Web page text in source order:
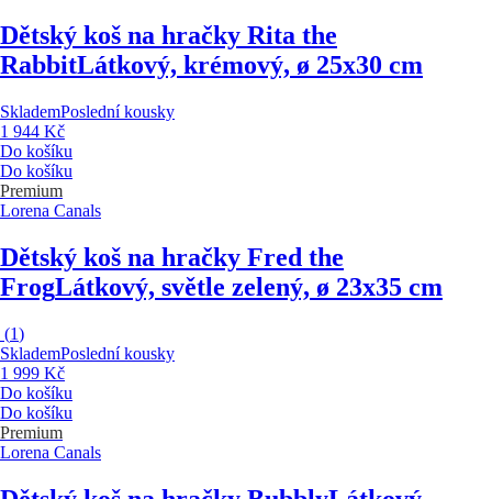
Dětský koš na hračky Rita the
RabbitLátkový, krémový, ø 25x30 cm
SklademPoslední kousky
1 944 Kč
Do košíku
Do košíku
Premium
Lorena Canals
Dětský koš na hračky Fred the
FrogLátkový, světle zelený, ø 23x35 cm
(1)
SklademPoslední kousky
1 999 Kč
Do košíku
Do košíku
Premium
Lorena Canals